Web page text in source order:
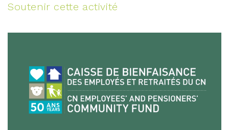
Soutenir cette activité